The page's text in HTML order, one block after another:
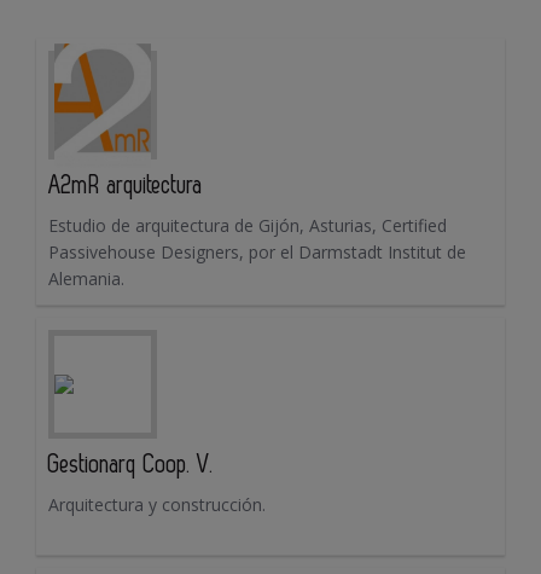
A2mR arquitectura
Estudio de arquitectura de Gijón, Asturias, Certified
Passivehouse Designers, por el Darmstadt Institut de
Alemania.
Gestionarq Coop. V.
Arquitectura y construcción.